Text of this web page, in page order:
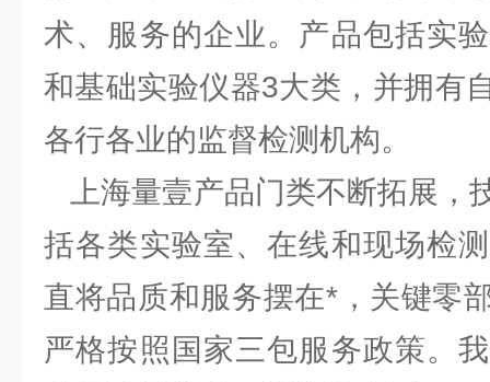
术、服务的企业。产品包括实
和基础实验仪器3大类，并拥有
各行各业的监督检测机构。
上海量壹产品门类不断拓展，
括各类实验室、在线和现场检
直将品质和服务摆在*，关键零
严格按照国家三包服务政策。